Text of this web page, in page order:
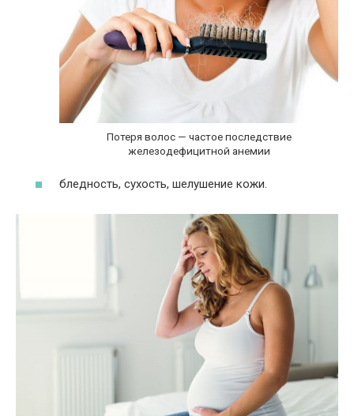
Потеря волос — частое последствие
железодефицитной анемии
бледность, сухость, шелушение кожи.